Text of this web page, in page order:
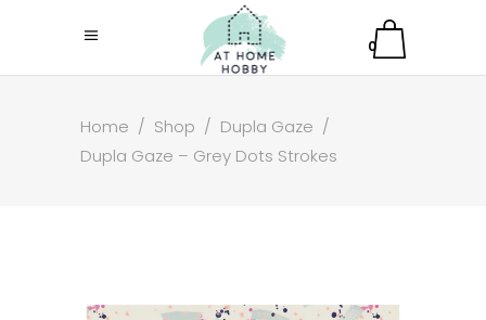
0
Home / Shop / Dupla Gaze /
Dupla Gaze – Grey Dots Strokes